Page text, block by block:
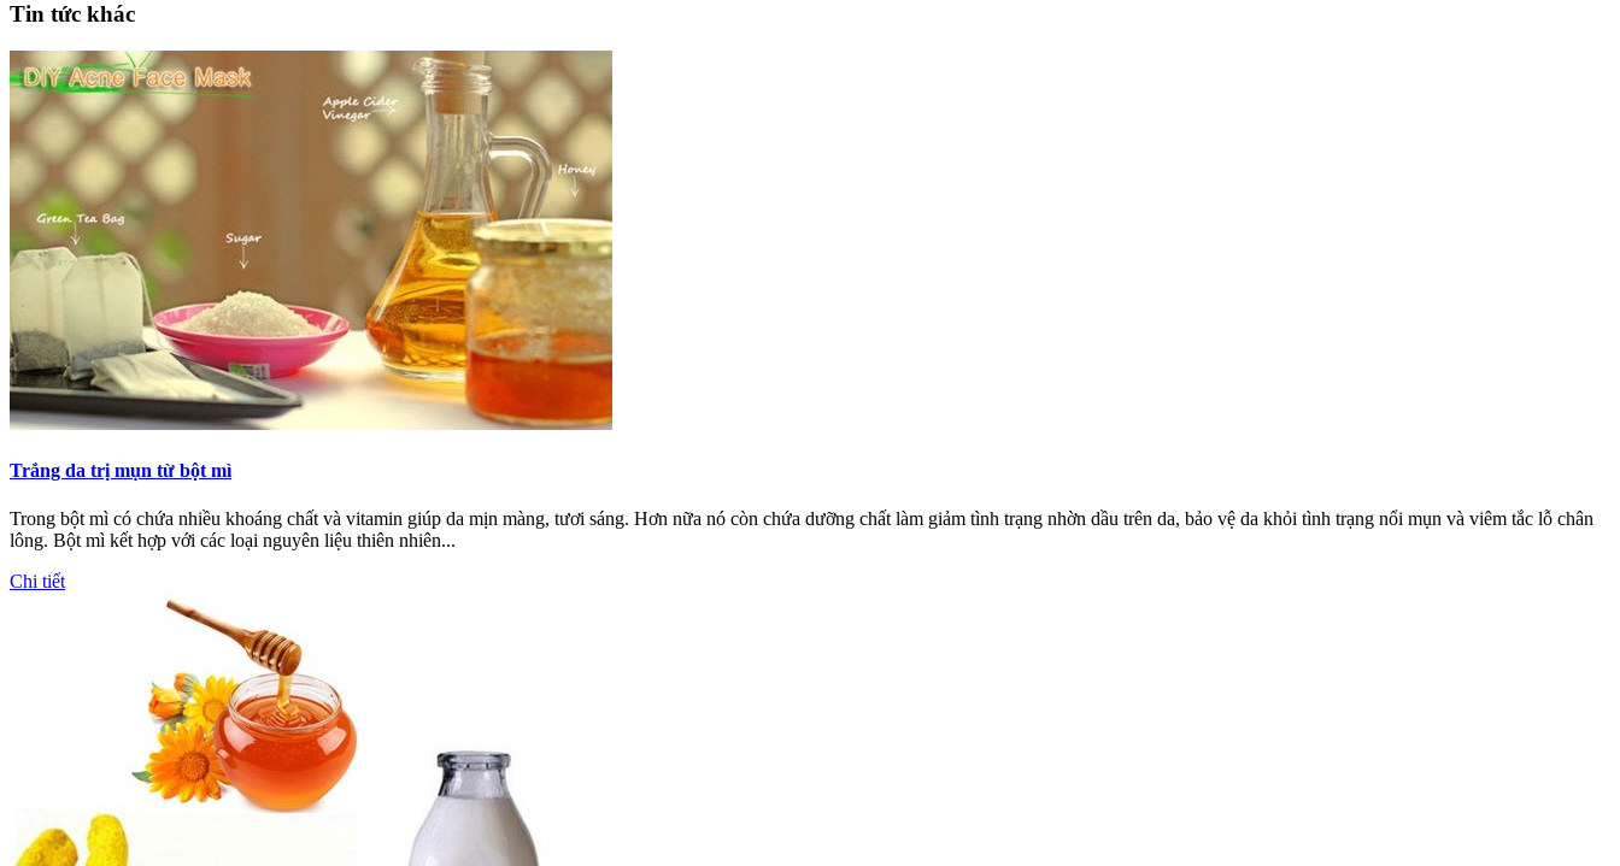
Tin tức khác
Trắng da trị mụn từ bột mì
Trong bột mì có chứa nhiều khoáng chất và vitamin giúp da mịn màng, tươi sáng. Hơn nữa nó còn chứa dưỡng chất làm giảm tình trạng nhờn dầu trên da, bảo vệ da khỏi tình trạng nổi mụn và viêm tắc lỗ chân
lông. Bột mì kết hợp với các loại nguyên liệu thiên nhiên...
Chi tiết